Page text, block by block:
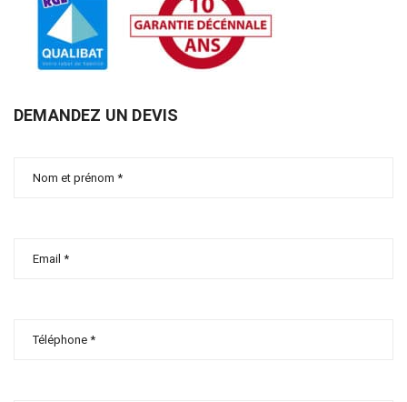
DEMANDEZ UN DEVIS